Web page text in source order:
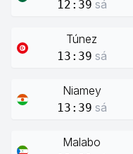
12:39 sá
Túnez
13:39 sá
Niamey
13:39 sá
Malabo